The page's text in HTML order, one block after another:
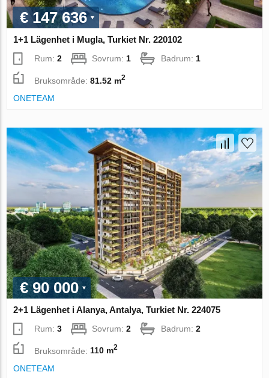
€ 147 636
1+1 Lägenhet i Mugla, Turkiet Nr. 220102
Rum:2 Sovrum: 1 Badrum: 1
Bruksområde:81.52 m2
ONETEAM
€ 90 000
2+1 Lägenhet i Alanya, Antalya, Turkiet Nr. 224075
Rum:3 Sovrum:2 Badrum:2
Bruksområde:110 m2
ONETEAM